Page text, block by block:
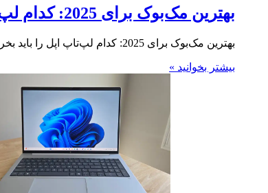
بهترین مک‌بوک برای 2025: کدام لپ‌تاپ اپل را باید بخرید؟
بهترین مک‌بوک برای 2025: کدام لپ‌تاپ اپل را باید بخرید؟ در مراسم اخیر اپل (که با توجه به رویداد آیفون،…
بیشتر بخوانید »